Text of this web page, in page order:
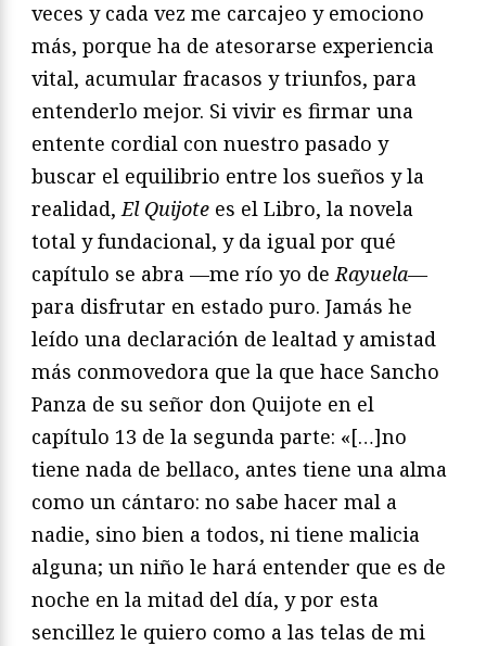
veces y cada vez me carcajeo y emociono
más, porque ha de atesorarse experiencia
vital, acumular fracasos y triunfos, para
entenderlo mejor. Si vivir es firmar una
entente cordial con nuestro pasado y
buscar el equilibrio entre los sueños y la
realidad, El Quijote es el Libro, la novela
total y fundacional, y da igual por qué
capítulo se abra —me río yo de Rayuela—
para disfrutar en estado puro. Jamás he
leído una declaración de lealtad y amistad
más conmovedora que la que hace Sancho
Panza de su señor don Quijote en el
capítulo 13 de la segunda parte: «[…]no
tiene nada de bellaco, antes tiene una alma
como un cántaro: no sabe hacer mal a
nadie, sino bien a todos, ni tiene malicia
alguna; un niño le hará entender que es de
noche en la mitad del día, y por esta
sencillez le quiero como a las telas de mi